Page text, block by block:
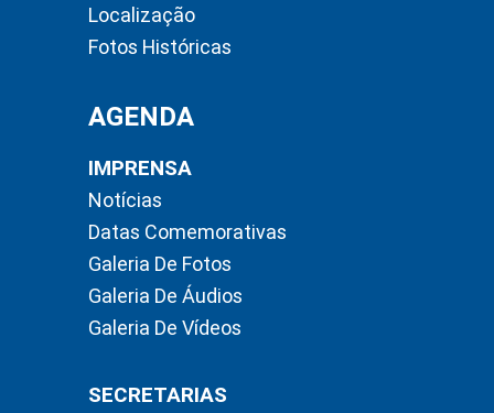
Localização
Fotos Históricas
AGENDA
IMPRENSA
Notícias
Datas Comemorativas
Galeria De Fotos
Galeria De Áudios
Galeria De Vídeos
SECRETARIAS